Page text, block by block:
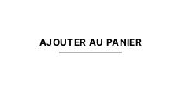
AJOUTER AU PANIER